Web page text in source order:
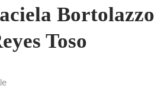
Bortolazzo
Toso